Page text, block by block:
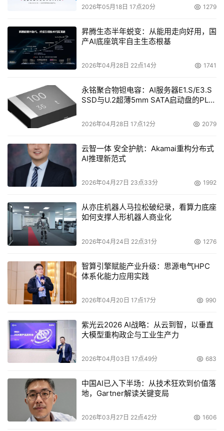
2026年05月18日 17点20分 1279
昇腾生态半年蜕变：从能用走向好用，国
产AI底座筑牢自主生态根基
2026年04月28日 22点14分 1741
永铭聚合物钽电容：AI服务器E1.S/E3.S
SSD与U.2超薄5mm SATA启动盘的PLP
2026年04月28日 17点12分 2079
云智一体 安全护航：Akamai重构分布式
AI推理新范式
2026年04月27日 23点33分 1992
从亦庄机器人马拉松破纪录，看算力底座
如何支撑人形机器人商业化
2026年04月24日 22点31分 1276
智算引擎赋能产业升级：思源电气HPC
体系化能力应用实践
2026年04月20日 17点17分 990
紫光云2026 AI战略：从云到智，以垂直
大模型重构政企与工业生产力
2026年04月03日 17点49分 683
中国AI已入下半场：从技术狂欢到价值落
地，Gartner解读关键变局
2026年03月27日 22点42分 1606